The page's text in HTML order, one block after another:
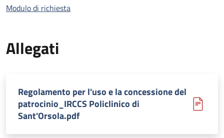
Modulo di richiesta
Allegati
Regolamento per l'uso e la concessione del
patrocinio_IRCCS Policlinico di
Sant'Orsola.pdf